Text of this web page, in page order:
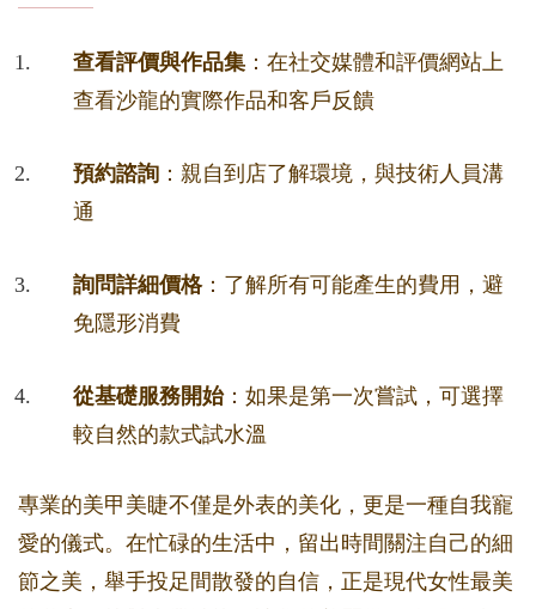
查看評價與作品集 ：在社交媒體和評價網站上
查看沙龍的實際作品和客戶反饋
預約諮詢 ：親自到店了解環境，與技術人員溝
通
詢問詳細價格：了解所有可能產生的費用，避
免隱形消費
從基礎服務開始：如果是第一次嘗試，可選擇
較自然的款式試水溫
專業的美甲美睫不僅是外表的美化，更是一種自我寵
愛的儀式。在忙碌的生活中，留出時間關注自己的細
節之美，舉手投足間散發的自信，正是現代女性最美